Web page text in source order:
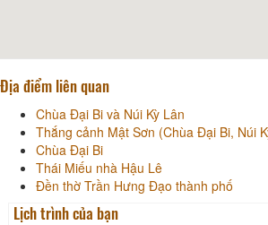
Địa điểm liên quan
Chùa Đại Bi và Núi Kỳ Lân
Thắng cảnh Mật Sơn (Chùa Đại Bi, Núi
Chùa Đại Bi
Thái Miếu nhà Hậu Lê
Đền thờ Trần Hưng Đạo thành phố
Lịch trình của bạn